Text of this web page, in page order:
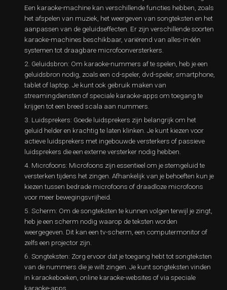
Een karaoke-machine kan verschillende functies hebben, zoals
het afspelen van muziek, het weergeven van songteksten en het
aanpassen van de geluidseffecten. Er zijn verschillende soorten
karaoke-machines beschikbaar, variërend van alles-in-één
systemen tot draagbare microfoonversterkers.
Geluidsbron: Om karaoke-nummers af te spelen, heb je een
geluidsbron nodig, zoals een cd-speler, dvd-speler, smartphone,
tablet of laptop. Je kunt ook gebruik maken van
streamingdiensten of speciale karaoke-apps om toegang te
krijgen tot een breed scala aan nummers.
Luidsprekers: Goede luidsprekers zijn belangrijk om het
geluid helder en krachtig te laten klinken. Je kunt kiezen voor
actieve luidsprekers met ingebouwde versterkers of passieve
luidsprekers die een externe versterker nodig hebben.
Microfoons: Microfoons zijn essentieel om je stemgeluid te
versterken tijdens het zingen. Afhankelijk van je behoeften kun je
kiezen tussen bedrade microfoons of draadloze microfoons
voor meer bewegingsvrijheid.
Scherm: Om de songteksten te kunnen volgen terwijl je zingt,
heb je een scherm nodig waarop de teksten worden
weergegeven. Dit kan een tv-scherm, een computermonitor of
zelfs een projector zijn.
Songteksten: Zorg ervoor dat je toegang hebt tot songteksten
van de nummers die je wilt zingen. Je kunt songteksten vinden
in karaokeboeken, online karaoke-websites of via speciale
karaoke-apps.